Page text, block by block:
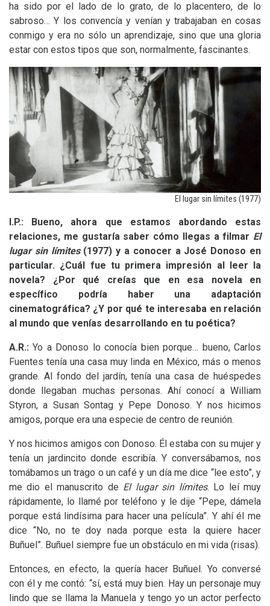
ha sido por el lado de lo grato, de lo placentero, de lo
sabroso… Y los convencía y venían y trabajaban en cosas
conmigo y era no sólo un aprendizaje, sino que una gloria
estar con estos tipos que son, normalmente, fascinantes.
El lugar sin límites (1977)
I.P.: Bueno, ahora que estamos abordando estas
relaciones, me gustaría saber cómo llegas a filmar El
lugar sin límites(1977) y a conocer a José Donoso en
particular. ¿Cuál fue tu primera impresión al leer la
novela? ¿Por qué creías que en esa novela en
específico podría haber una adaptación
cinematográfica? ¿Y por qué te interesaba en relación
al mundo que venías desarrollando en tu poética?
A.R.:Yo a Donoso lo conocía bien porque… bueno, Carlos
Fuentes tenía una casa muy linda en México, más o menos
grande. Al fondo del jardín, tenía una casa de huéspedes
donde llegaban muchas personas. Ahí conocí a William
Styron, a Susan Sontag y Pepe Donoso. Y nos hicimos
amigos, porque era una especie de centro de reunión.
Y nos hicimos amigos con Donoso. Él estaba con su mujer y
tenía un jardincito donde escribía. Y conversábamos, nos
tomábamos un trago o un café y un día me dice “lee esto”, y
me dio el manuscrito de El lugar sin límites. Lo leí muy
rápidamente, lo llamé por teléfono y le dije “Pepe, dámela
porque está lindísima para hacer una película”. Y ahí él me
dice “No, no te doy nada porque esta la quiere hacer
Buñuel”. Buñuel siempre fue un obstáculo en mi vida (risas).
Entonces, en efecto, la quería hacer Buñuel. Yo conversé
con él y me contó: “sí, está muy bien. Hay un personaje muy
lindo que se llama la Manuela y tengo yo un actor perfecto